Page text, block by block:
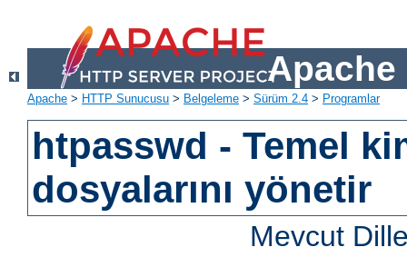
Apache
Apache > HTTP Sunucusu > Belgeleme > Sürüm 2.4 > Programlar
htpasswd - Temel
dosyalarını yönetir
Mevcut